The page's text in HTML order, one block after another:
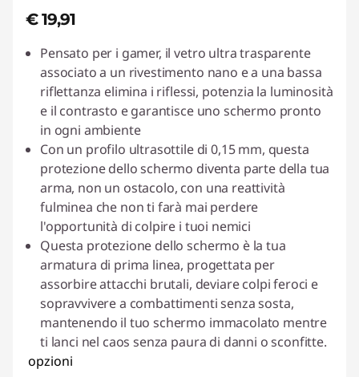
€ 19,91
Pensato per i gamer, il vetro ultra trasparente
associato a un rivestimento nano e a una bassa
riflettanza elimina i riflessi, potenzia la luminosità
e il contrasto e garantisce uno schermo pronto
in ogni ambiente
Con un profilo ultrasottile di 0,15 mm, questa
protezione dello schermo diventa parte della tua
arma, non un ostacolo, con una reattività
fulminea che non ti farà mai perdere
l'opportunità di colpire i tuoi nemici
Questa protezione dello schermo è la tua
armatura di prima linea, progettata per
assorbire attacchi brutali, deviare colpi feroci e
sopravvivere a combattimenti senza sosta,
mantenendo il tuo schermo immacolato mentre
ti lanci nel caos senza paura di danni o sconfitte.
opzioni